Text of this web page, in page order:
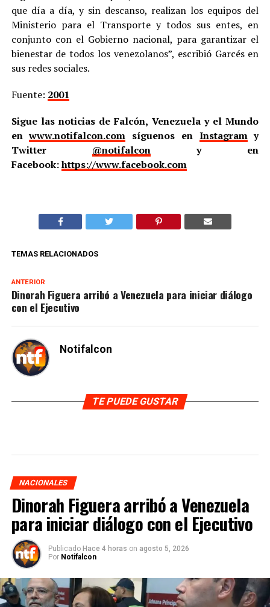
que día a día, y sin descanso, realizan los equipos del
Ministerio para el Transporte y todos sus entes, en
conjunto con el Gobierno nacional, para garantizar el
bienestar de todos los venezolanos”, escribió Garcés en
sus redes sociales.
Fuente: 2001
Sigue las noticias de Falcón, Venezuela y el Mundo
enwww.notifalcon.com síguenos en Instagramy
Twitter @notifalcony en
Facebook:https://www.facebook.com
TEMAS RELACIONADOS
ANTERIOR
Dinorah Figuera arribó a Venezuela para iniciar diálogo
con el Ejecutivo
Notifalcon
TE PUEDE GUSTAR
NACIONALES
Dinorah Figuera arribó a Venezuela
para iniciar diálogo con el Ejecutivo
Publicado Hace 4 horas on agosto 5, 2026
Por Notifalcon